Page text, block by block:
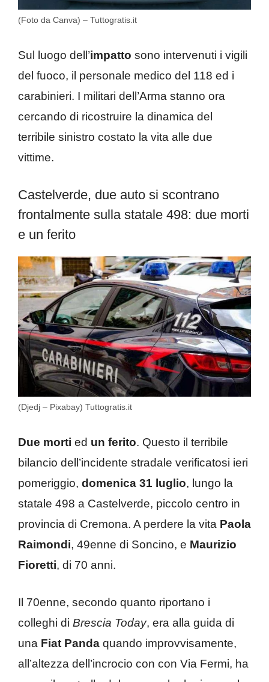
(Foto da Canva) – Tuttogratis.it
Sul luogo dell’impatto sono intervenuti i vigili
del fuoco, il personale medico del 118 ed i
carabinieri. I militari dell’Arma stanno ora
cercando di ricostruire la dinamica del
terribile sinistro costato la vita alle due
vittime.
Castelverde, due auto si scontrano
frontalmente sulla statale 498: due morti
e un ferito
(Djedj – Pixabay) Tuttogratis.it
Due morti ed un ferito. Questo il terribile
bilancio dell’incidente stradale verificatosi ieri
pomeriggio, domenica 31 luglio, lungo la
statale 498 a Castelverde, piccolo centro in
provincia di Cremona. A perdere la vita Paola
Raimondi, 49enne di Soncino, e Maurizio
Fioretti, di 70 anni.
Il 70enne, secondo quanto riportano i
colleghi di Brescia Today, era alla guida di
una Fiat Panda quando improvvisamente,
all’altezza dell’incrocio con con Via Fermi, ha